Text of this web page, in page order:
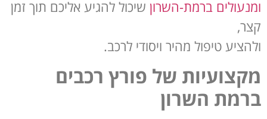
ומנעולים ברמת-השרון שיכול להגיע אליכם תוך זמן
קצר,
ולהציע טיפול מהיר ויסודי לרכב.
מקצועיות של פורץ רכבים
ברמת השרון